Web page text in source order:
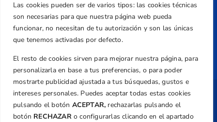
Las cookies pueden ser de varios tipos: las cookies técnicas
son necesarias para que nuestra página web pueda
funcionar, no necesitan de tu autorización y son las únicas
que tenemos activadas por defecto.
El resto de cookies sirven para mejorar nuestra página, para
personalizarla en base a tus preferencias, o para poder
mostrarte publicidad ajustada a tus búsquedas, gustos e
intereses personales. Puedes aceptar todas estas cookies
pulsando el botón ACEPTAR, rechazarlas pulsando el
botón RECHAZARo configurarlas clicando en el apartado
Normativa
Federación
Revista
Copyright ©Federación de Golf de la
Comunitat Valenciana| Diseño: TecnoQuatre